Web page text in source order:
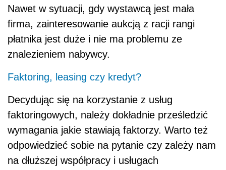
Nawet w sytuacji, gdy wystawcą jest mała
firma, zainteresowanie aukcją z racji rangi
płatnika jest duże i nie ma problemu ze
znalezieniem nabywcy.
Faktoring, leasing czy kredyt?
Decydując się na korzystanie z usług
faktoringowych, należy dokładnie prześledzić
wymagania jakie stawiają faktorzy. Warto też
odpowiedzieć sobie na pytanie czy zależy nam
na dłuższej współpracy i usługach